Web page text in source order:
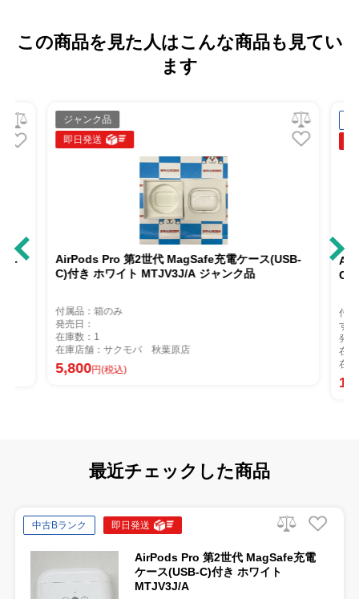
この商品を見た人はこんな商品も見てい
ます
ジャンク品
即日発送
AirPods Pro 第2世代 MagSafe充電ケース(USB-
C)付き ホワイト MTJV3J/A ジャンク品
付属品：箱のみ
発売日：
在庫数：1
在庫店舗：サクモバ 秋葉原店
5,800円(税込)
C)
付
す
発
在
在
最近チェックした商品
中古Bランク 即日発送
AirPods Pro 第2世代 MagSafe充電
ケース(USB-C)付き ホワイト
MTJV3J/A